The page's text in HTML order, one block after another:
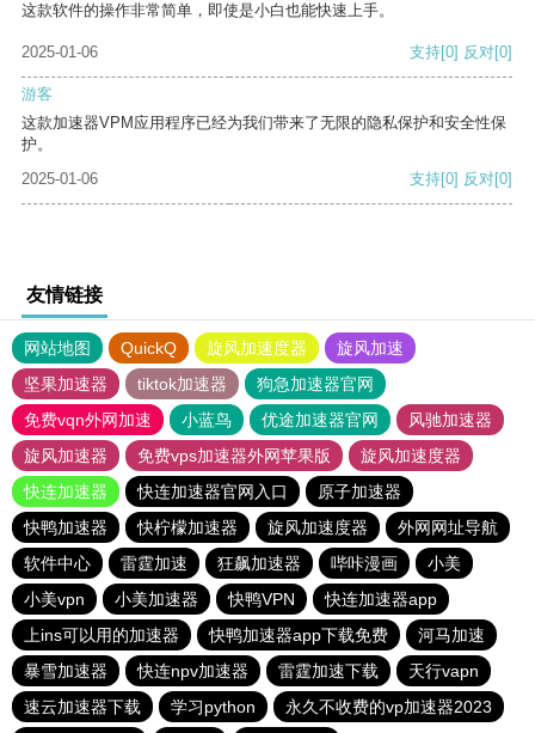
这款软件的操作非常简单，即使是小白也能快速上手。
2025-01-06 支持[0] 反对[0]
游客
这款加速器VPM应用程序已经为我们带来了无限的隐私保护和安全性保
护。
2025-01-06
支持[0] 反对[0]
友情链接
网站地图 QuickQ 旋风加速度器
旋风加速
坚果加速器
tiktok加速器
狗急加速器官网
免费vqn外网加速
小蓝鸟 优途加速器官网
风驰加速器
旋风加速器
免费vps加速器外网苹果版
旋风加速度器
快连加速器
快连加速器官网入口
原子加速器
快鸭加速器
快柠檬加速器 旋风加速度器
外网网址导航
软件中心
雷霆加速 狂飙加速器 哔咔漫画
小美
小美vpn
小美加速器 快鸭VPN
快连加速器app
上ins可以用的加速器
快鸭加速器app下载免费
河马加速
暴雪加速器
快连npv加速器 雷霆加速下载
天行vapn
速云加速器下载
学习python 永久不收费的vp加速器2023